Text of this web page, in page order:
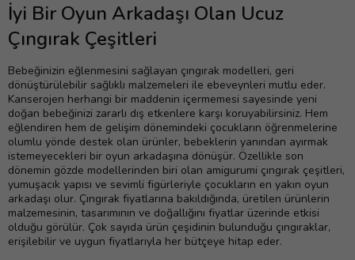
İyi Bir Oyun Arkadaşı Olan Ucuz
Çıngırak Çeşitleri
Bebeğinizin eğlenmesini sağlayan çıngırak modelleri, geri
dönüştürülebilir sağlıklı malzemeleri ile ebeveynleri mutlu eder.
Kanserojen herhangi bir maddenin içermemesi sayesinde yeni
doğan bebeğinizi zararlı dış etkenlere karşı koruyabilirsiniz. Hem
eğlendiren hem de gelişim dönemindeki çocukların öğrenmelerine
olumlu yönde destek olan ürünler, bebeklerin yanından ayırmak
istemeyecekleri bir oyun arkadaşına dönüşür. Özellikle son
dönemin gözde modellerinden biri olan amigurumi çıngırak çeşitleri,
yumuşacık yapısı ve sevimli figürleriyle çocukların en yakın oyun
arkadaşı olur. Çıngırak fiyatlarına bakıldığında, üretilen ürünlerin
malzemesinin, tasarımının ve doğallığını fiyatlar üzerinde etkisi
olduğu görülür. Çok sayıda ürün çeşidinin bulunduğu çıngıraklar,
erişilebilir ve uygun fiyatlarıyla her bütçeye hitap eder.